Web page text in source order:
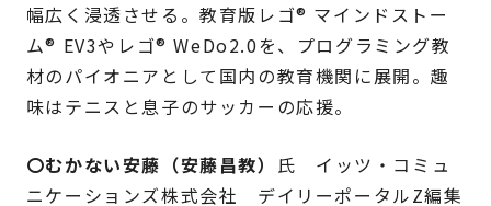
幅広く浸透させる。教育版レゴ® マインドストー
ム® EV3やレゴ® WeDo2.0を、プログラミング教
材のパイオニアとして国内の教育機関に展開。趣
味はテニスと息子のサッカーの応援。
〇むかない安藤（安藤昌教） 氏 イッツ・コミュ
ニケーションズ株式会社 デイリーポータルZ編集